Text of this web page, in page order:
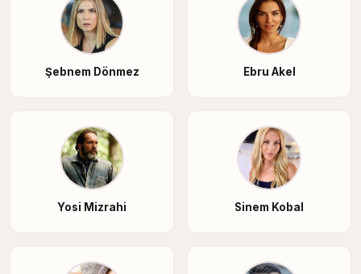
Şebnem Dönmez Ebru Akel
Yosi Mizrahi Sinem Kobal